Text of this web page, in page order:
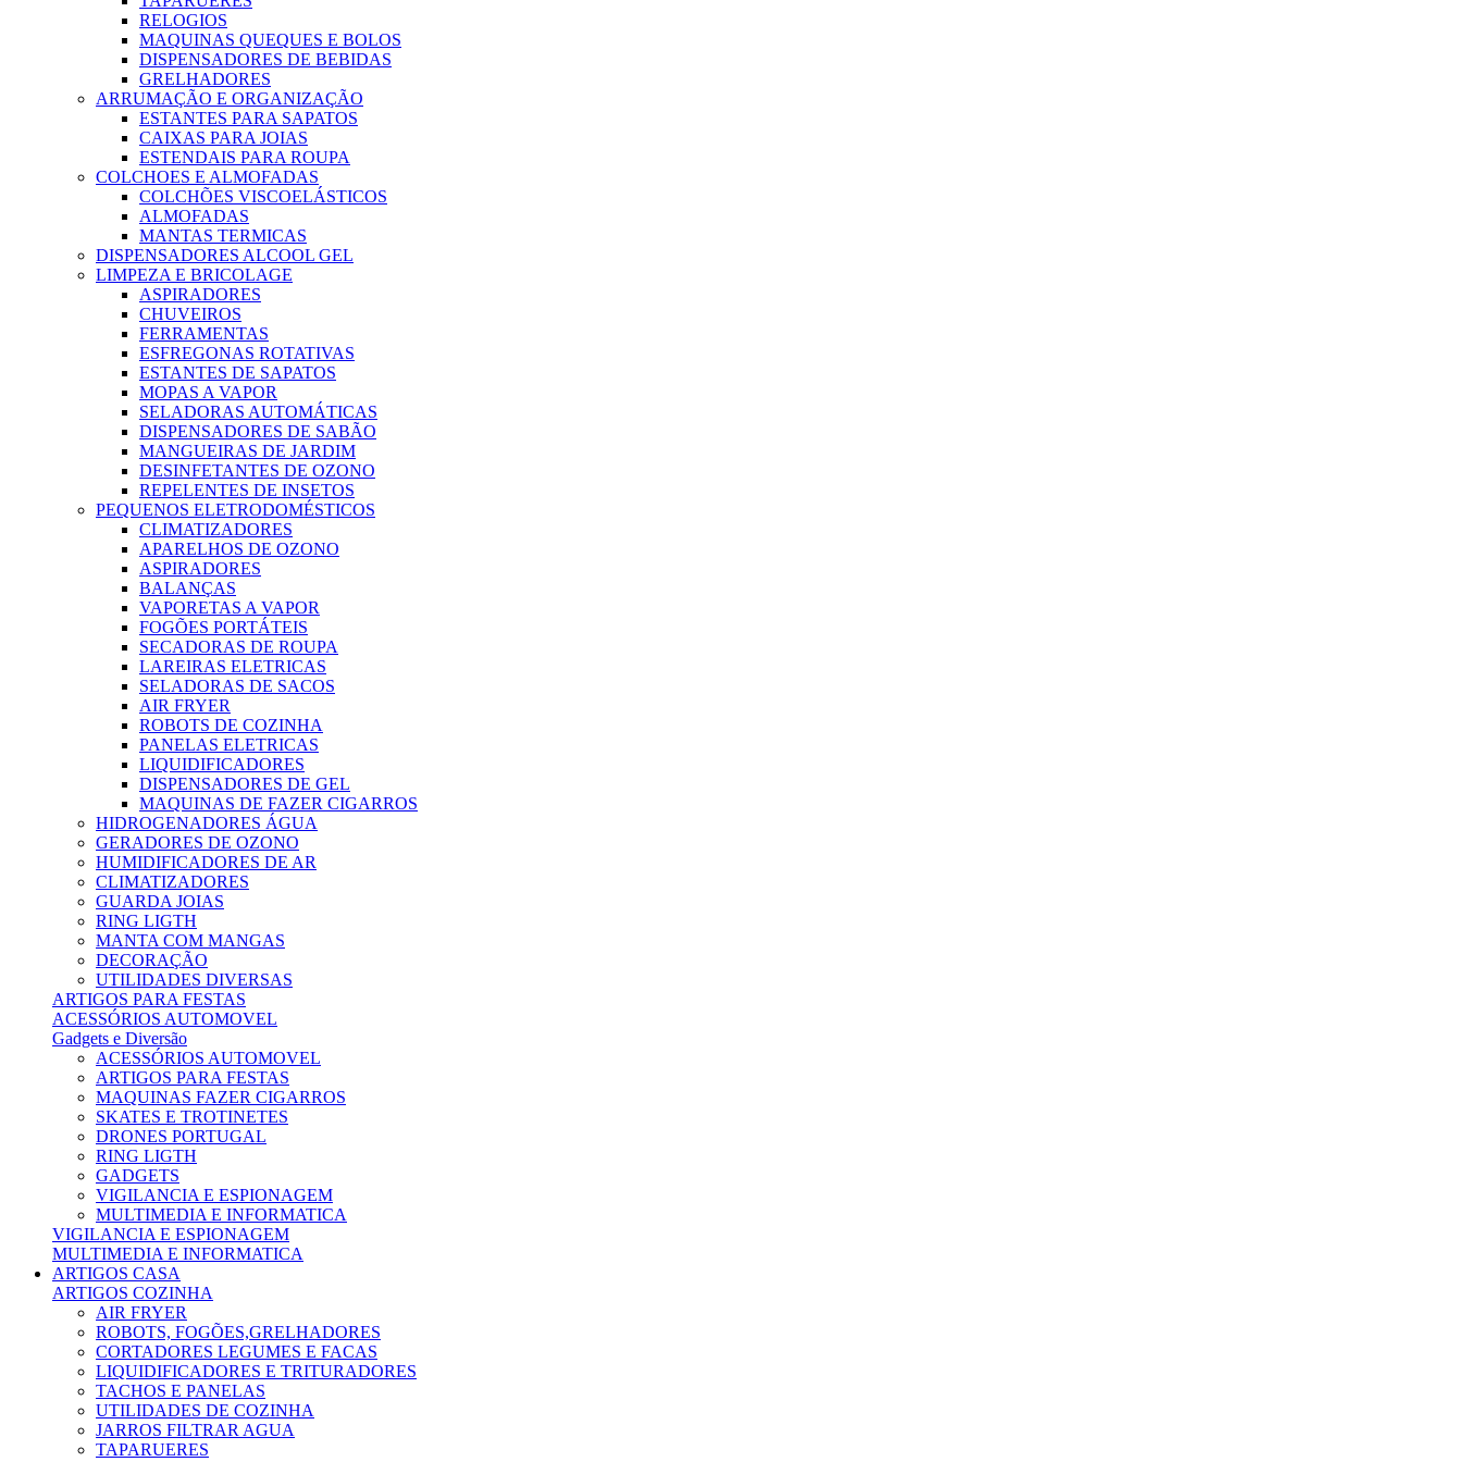
RELOGIOS
MAQUINAS QUEQUES E BOLOS
DISPENSADORES DE BEBIDAS
GRELHADORES
ARRUMAÇÃO E ORGANIZAÇÃO
ESTANTES PARA SAPATOS
CAIXAS PARA JOIAS
ESTENDAIS PARA ROUPA
COLCHOES E ALMOFADAS
COLCHÕES VISCOELÁSTICOS
ALMOFADAS
MANTAS TERMICAS
DISPENSADORES ALCOOL GEL
LIMPEZA E BRICOLAGE
ASPIRADORES
CHUVEIROS
FERRAMENTAS
ESFREGONAS ROTATIVAS
ESTANTES DE SAPATOS
MOPAS A VAPOR
SELADORAS AUTOMÁTICAS
DISPENSADORES DE SABÃO
MANGUEIRAS DE JARDIM
DESINFETANTES DE OZONO
REPELENTES DE INSETOS
PEQUENOS ELETRODOMÉSTICOS
CLIMATIZADORES
APARELHOS DE OZONO
ASPIRADORES
BALANÇAS
VAPORETAS A VAPOR
FOGÕES PORTÁTEIS
SECADORAS DE ROUPA
LAREIRAS ELETRICAS
SELADORAS DE SACOS
AIR FRYER
ROBOTS DE COZINHA
PANELAS ELETRICAS
LIQUIDIFICADORES
DISPENSADORES DE GEL
MAQUINAS DE FAZER CIGARROS
HIDROGENADORES ÁGUA
GERADORES DE OZONO
HUMIDIFICADORES DE AR
CLIMATIZADORES
GUARDA JOIAS
RING LIGTH
MANTA COM MANGAS
DECORAÇÃO
UTILIDADES DIVERSAS
ARTIGOS PARA FESTAS
ACESSÓRIOS AUTOMOVEL
Gadgets e Diversão
ACESSÓRIOS AUTOMOVEL
ARTIGOS PARA FESTAS
MAQUINAS FAZER CIGARROS
SKATES E TROTINETES
DRONES PORTUGAL
RING LIGTH
GADGETS
VIGILANCIA E ESPIONAGEM
MULTIMEDIA E INFORMATICA
VIGILANCIA E ESPIONAGEM
MULTIMEDIA E INFORMATICA
ARTIGOS CASA
ARTIGOS COZINHA
AIR FRYER
ROBOTS, FOGÕES,GRELHADORES
CORTADORES LEGUMES E FACAS
LIQUIDIFICADORES E TRITURADORES
TACHOS E PANELAS
UTILIDADES DE COZINHA
JARROS FILTRAR AGUA
TAPARUERES